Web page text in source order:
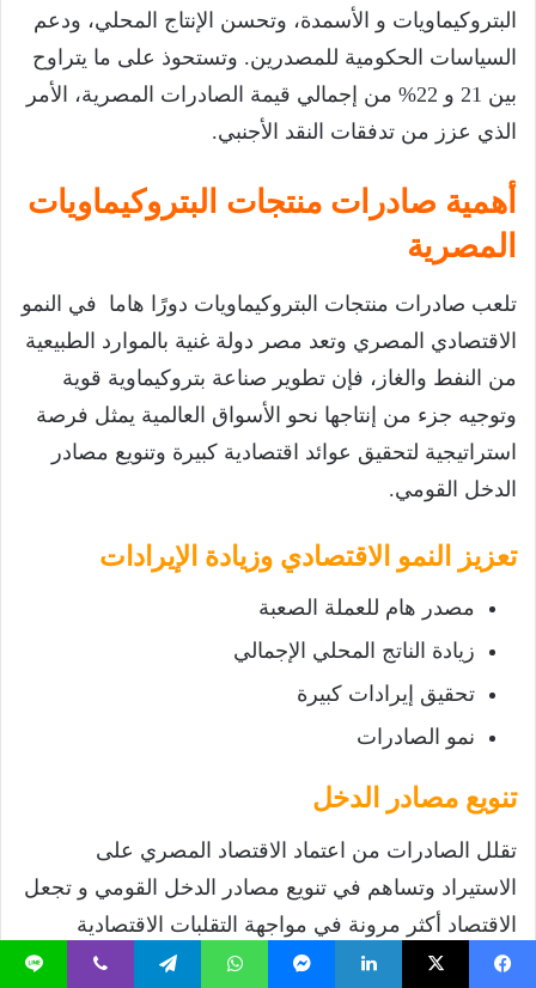
البتروكيماويات و الأسمدة، وتحسن الإنتاج المحلي، ودعم
السياسات الحكومية للمصدرين. وتستحوذ على ما يتراوح
بين 21 و 22% من إجمالي قيمة الصادرات المصرية، الأمر
الذي عزز من تدفقات النقد الأجنبي.
أهمية صادرات منتجات البتروكيماويات
المصرية
تلعب صادرات منتجات البتروكيماويات دورًا هاما في النمو
الاقتصادي المصري وتعد مصر دولة غنية بالموارد الطبيعية
من النفط والغاز، فإن تطوير صناعة بتروكيماوية قوية
وتوجيه جزء من إنتاجها نحو الأسواق العالمية يمثل فرصة
استراتيجية لتحقيق عوائد اقتصادية كبيرة وتنويع مصادر
الدخل القومي.
تعزيز النمو الاقتصادي وزيادة الإيرادات
مصدر هام للعملة الصعبة
زيادة الناتج المحلي الإجمالي
تحقيق إيرادات كبيرة
نمو الصادرات
تنويع مصادر الدخل
تقلل الصادرات من اعتماد الاقتصاد المصري على
الاستيراد وتساهم في تنويع مصادر الدخل القومي و تجعل
الاقتصاد أكثر مرونة في مواجهة التقلبات الاقتصادية
العالمية.